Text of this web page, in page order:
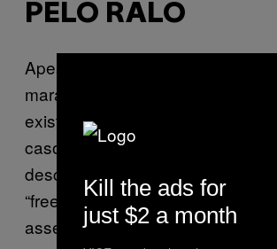
PELO RALO
Apesar da ideia de não ter patrão
maravilhosa, ela vem com um
existe proteção trabalhista,
caso de assédio sexual. Como
descreveu na New Yorker em
“freelancers estão altamente
assédio]. Eles têm pouquíssimo
Kill the ads for
just $2 a month